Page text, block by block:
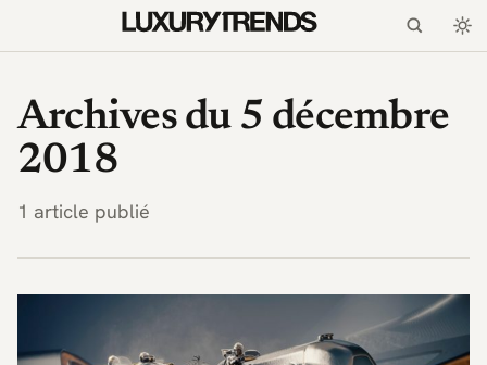
Archives du 5 décembre
2018
1 article publié